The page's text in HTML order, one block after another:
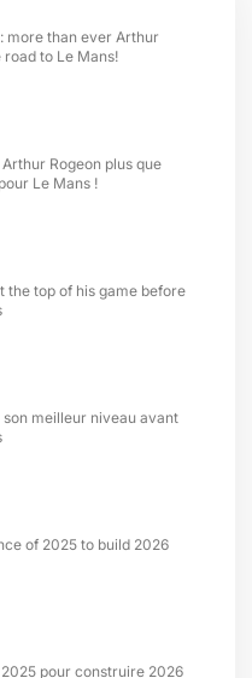
more than ever Arthur
road to Le Mans!
Rogeon plus que
Le Mans !
the top of his game before
son meilleur niveau avant
of 2025 to build 2026
2025 pour construire 2026